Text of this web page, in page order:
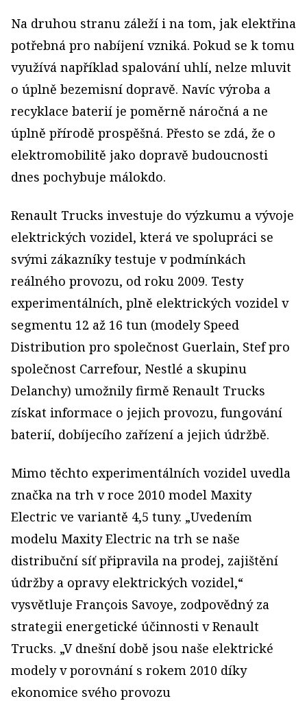
Na druhou stranu záleží i na tom, jak elektřina
potřebná pro nabíjení vzniká. Pokud se k tomu
využívá například spalování uhlí, nelze mluvit
o úplně bezemisní dopravě. Navíc výroba a
recyklace baterií je poměrně náročná a ne
úplně přírodě prospěšná. Přesto se zdá, že o
elektromobilitě jako dopravě budoucnosti
dnes pochybuje málokdo.
Renault Trucks investuje do výzkumu a vývoje
elektrických vozidel, která ve spolupráci se
svými zákazníky testuje v podmínkách
reálného provozu, od roku 2009. Testy
experimentálních, plně elektrických vozidel v
segmentu 12 až 16 tun (modely Speed
Distribution pro společnost Guerlain, Stef pro
společnost Carrefour, Nestlé a skupinu
Delanchy) umožnily firmě Renault Trucks
získat informace o jejich provozu, fungování
baterií, dobíjecího zařízení a jejich údržbě.
Mimo těchto experimentálních vozidel uvedla
značka na trh v roce 2010 model Maxity
Electric ve variantě 4,5 tuny. „Uvedením
modelu Maxity Electric na trh se naše
distribuční síť připravila na prodej, zajištění
údržby a opravy elektrických vozidel,“
vysvětluje François Savoye, zodpovědný za
strategii energetické účinnosti v Renault
Trucks. „V dnešní době jsou naše elektrické
modely v porovnání s rokem 2010 díky
ekonomice svého provozu